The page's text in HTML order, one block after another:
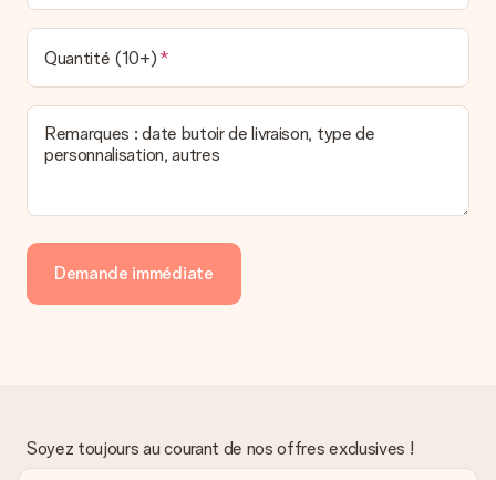
Que puis-je faire si le cadeau ne me convient pas tout à
fait ?
Nous déplorons le fait que votre cadeau ne vous plaise pas.
Vous pouvez dans ce cas contacter notre service client qui
La facture est-elle envoyée avec le cadeau ?
Nous n’envoyons pas de facture avec le cadeau. Nous vous
personnel MySurprise. Vous pouvez ainsi être tranquille et
envoyer directement le cadeau à l’heureux destinataire, pour
un véritable effet surprise !
Quantité (10+)
Remarques : date butoir de livraison, type de
personnalisation, autres
Demande immédiate
Soyez toujours au courant de nos offres exclusives !